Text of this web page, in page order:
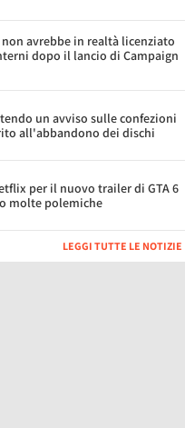
avrebbe in realtà licenziato
dopo il lancio di Campaign
un avviso sulle confezioni
all'abbandono dei dischi
per il nuovo trailer di GTA 6
molte polemiche
LEGGI TUTTE LE NOTIZIE